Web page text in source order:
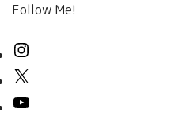
Follow Me!